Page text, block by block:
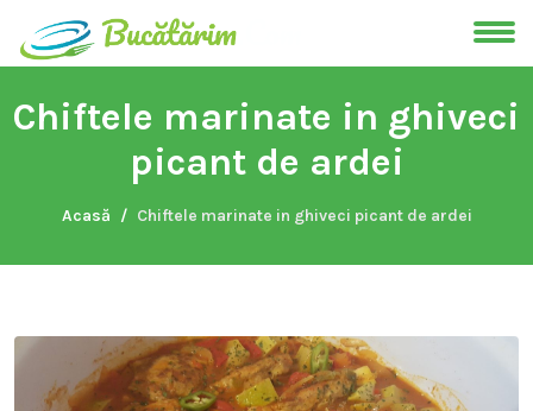
Chiftele marinate in ghiveci
picant de ardei
Acasă Chiftele marinate in ghiveci picant de ardei